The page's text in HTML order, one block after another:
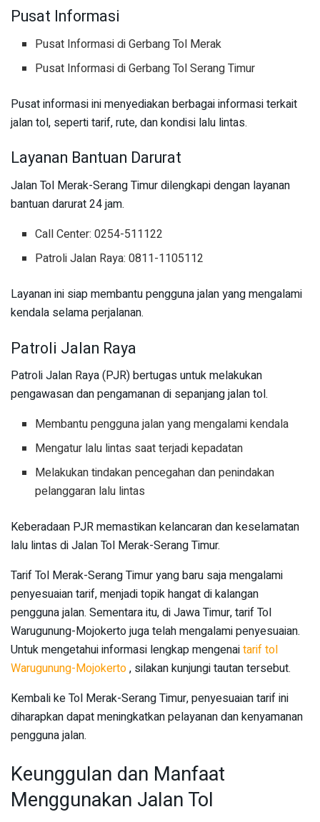
Pusat Informasi
Pusat Informasi di Gerbang Tol Merak
Pusat Informasi di Gerbang Tol Serang Timur
Pusat informasi ini menyediakan berbagai informasi terkait
jalan tol, seperti tarif, rute, dan kondisi lalu lintas.
Layanan Bantuan Darurat
Jalan Tol Merak-Serang Timur dilengkapi dengan layanan
bantuan darurat 24 jam.
Call Center: 0254-511122
Patroli Jalan Raya: 0811-1105112
Layanan ini siap membantu pengguna jalan yang mengalami
kendala selama perjalanan.
Patroli Jalan Raya
Patroli Jalan Raya (PJR) bertugas untuk melakukan
pengawasan dan pengamanan di sepanjang jalan tol.
Membantu pengguna jalan yang mengalami kendala
Mengatur lalu lintas saat terjadi kepadatan
Melakukan tindakan pencegahan dan penindakan
pelanggaran lalu lintas
Keberadaan PJR memastikan kelancaran dan keselamatan
lalu lintas di Jalan Tol Merak-Serang Timur.
Tarif Tol Merak-Serang Timur yang baru saja mengalami
penyesuaian tarif, menjadi topik hangat di kalangan
pengguna jalan. Sementara itu, di Jawa Timur, tarif Tol
Warugunung-Mojokerto juga telah mengalami penyesuaian.
Untuk mengetahui informasi lengkap mengenaitarif tol
Warugunung-Mojokerto, silakan kunjungi tautan tersebut.
Kembali ke Tol Merak-Serang Timur, penyesuaian tarif ini
diharapkan dapat meningkatkan pelayanan dan kenyamanan
pengguna jalan.
Keunggulan dan Manfaat
Menggunakan Jalan Tol